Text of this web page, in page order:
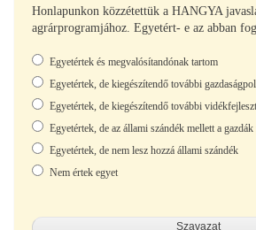
Honlapunkon közzétettük a HANGYA
agrárprogramjához. Egyetért- e az abban
Választások
Egyetértek és megvalósítandónak tartom
Egyetértek, de kiegészítendő további
Egyetértek, de kiegészítendő további
Egyetértek, de az állami szándék mellett a
Egyetértek, de nem lesz hozzá állami szándék
Nem értek egyet